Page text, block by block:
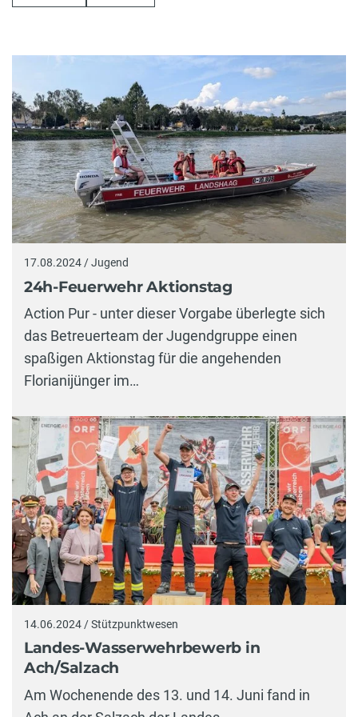
17.08.2024 / Jugend
24h-Feuerwehr Aktionstag
Action Pur - unter dieser Vorgabe überlegte sich
das Betreuerteam der Jugendgruppe einen
spaßigen Aktionstag für die angehenden
Florianijünger im…
14.06.2024 / Stützpunktwesen
Landes-Wasserwehrbewerb in
Ach/Salzach
Am Wochenende des 13. und 14. Juni fand in